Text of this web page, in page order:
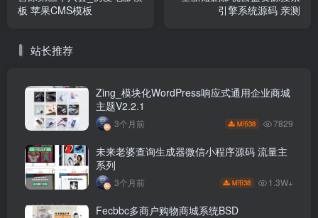
板 苹果CMS模板
引擎系统源码 亲测
站长推荐
Zing_模块化WordPress响应式通用企业商城
主题V2.2.1
3个月前 M币38 7829
未来老婆查询生成器微信小程序源码 流量主
系列
3个月前 M币38 1.3W+
Fecbbc多商户购物商城系统BSD